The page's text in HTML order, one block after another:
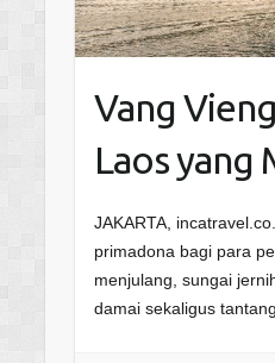
Vang
Laos yang
JAKARTA,
primadona bagi para
menjulang, sungai
damai sekaligus